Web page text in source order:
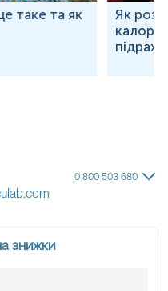
таке та як
Як
0 800 503 680
знижки